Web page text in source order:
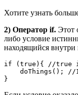
Хотите узнать
2) Оператор if. Этот
либо условие
находящийся внутри
if (true){ //true
doThings();
}